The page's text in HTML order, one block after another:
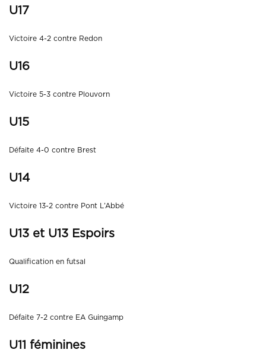
U17
Victoire 4-2 contre Redon
U16
Victoire 5-3 contre Plouvorn
U15
Défaite 4-0 contre Brest
U14
Victoire 13-2 contre Pont L’Abbé
U13 et U13 Espoirs
Qualification en futsal
U12
Défaite 7-2 contre EA Guingamp
U11 féminines